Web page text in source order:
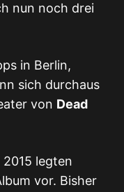
nun noch drei
in Berlin,
sich durchaus
von Dead
legten
vor. Bisher